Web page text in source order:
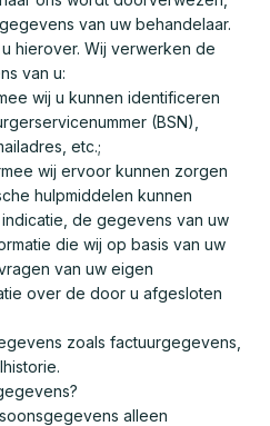
van uw behandelaar.
hierover. Wij verwerken de
van u:
wij u kunnen identificeren
(BSN),
etc.;
wij ervoor kunnen zorgen
hulpmiddelen kunnen
de gegevens van uw
die wij op basis van uw
van uw eigen
over de door u afgesloten
zoals factuurgegevens,
alleen